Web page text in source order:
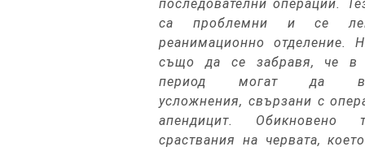
последователни операции.
са проблемни и се
реанимационно отделение.
също да се забравя, че в
период могат да
усложнения, свързани с
апендицит. Обикновено
сраствания на червата,